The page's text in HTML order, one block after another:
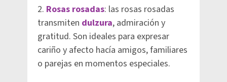
2. Rosas rosadas: las rosas rosadas
transmiten dulzura, admiración y
gratitud. Son ideales para expresar
cariño y afecto hacía amigos, familiares
o parejas en momentos especiales.